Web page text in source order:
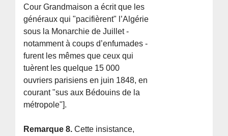
Cour Grandmaison a écrit que les
généraux qui "pacifièrent" l’Algérie
sous la Monarchie de Juillet -
notamment à coups d’enfumades -
furent les mêmes que ceux qui
tuèrent les quelque 15 000
ouvriers parisiens en juin 1848, en
courant "sus aux Bédouins de la
métropole"].
Remarque 8. Cette insistance,